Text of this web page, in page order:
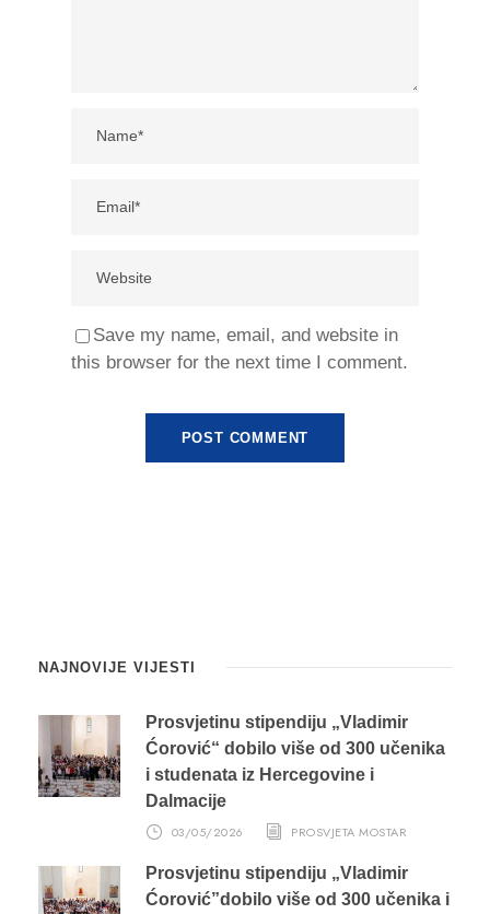
Save my name, email, and website in
this browser for the next time I comment.
NAJNOVIJE VIJESTI
Prosvjetinu stipendiju „Vladimir
Ćorović“ dobilo više od 300 učenika
i studenata iz Hercegovine i
Dalmacije
03/05/2026 PROSVJETA MOSTAR
Prosvjetinu stipendiju „Vladimir
Ćorović”dobilo više od 300 učenika i